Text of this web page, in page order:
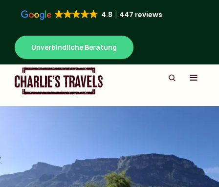
4.8 447 reviews
Unverbindliche Beratung